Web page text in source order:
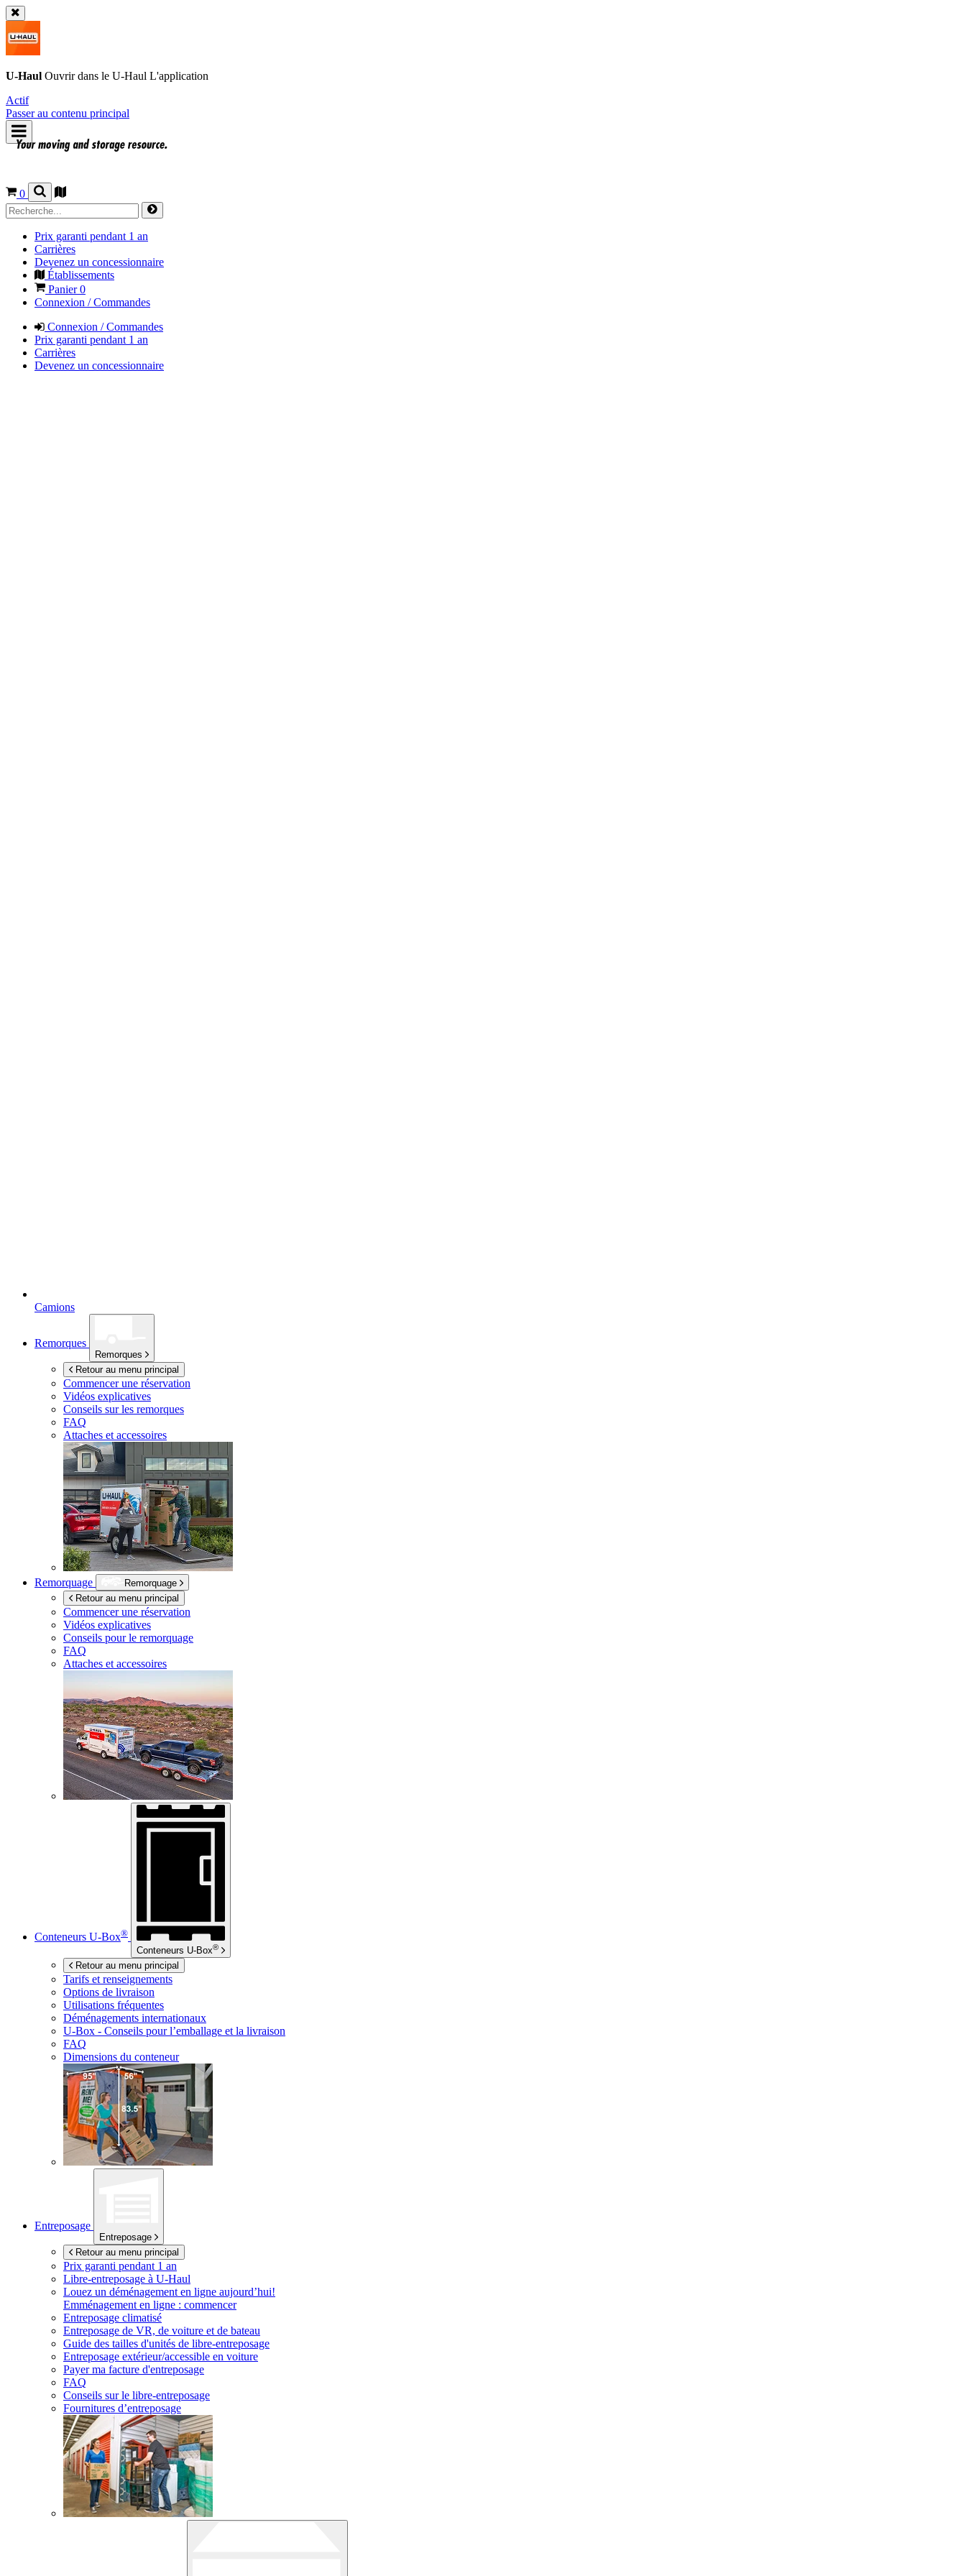
U-Haul Ouvrir dans le U-Haul L'application
Actif
Passer au contenu principal
0
Prix garanti pendant 1 an
Carrières
Devenez un concessionnaire
Établissements
Panier0
Connexion / Commandes
Connexion / Commandes
Prix garanti pendant 1 an
Carrières
Devenez un concessionnaire
Camions
Remorques
Remorques
Retour au menu principal
Commencer une réservation
Vidéos explicatives
Conseils sur les remorques
FAQ
Attaches et accessoires
Remorquage
Remorquage
Retour au menu principal
Commencer une réservation
Vidéos explicatives
Conseils pour le remorquage
FAQ
Attaches et accessoires
Conteneurs U-Box®
Conteneurs U-Box®
Retour au menu principal
Tarifs et renseignements
Options de livraison
Utilisations fréquentes
Déménagements internationaux
U-Box - Conseils pour l’emballage et la livraison
FAQ
Dimensions du conteneur
Entreposage
Entreposage
Retour au menu principal
Prix garanti pendant 1 an
Libre-entreposage à U-Haul
Louez un déménagement en ligne aujourd’hui!
Emménagement en ligne : commencer
Entreposage climatisé
Entreposage de VR, de voiture et de bateau
Guide des tailles d'unités de libre-entreposage
Entreposage extérieur/accessible en voiture
Payer ma facture d'entreposage
FAQ
Conseils sur le libre-entreposage
Fournitures d’entreposage